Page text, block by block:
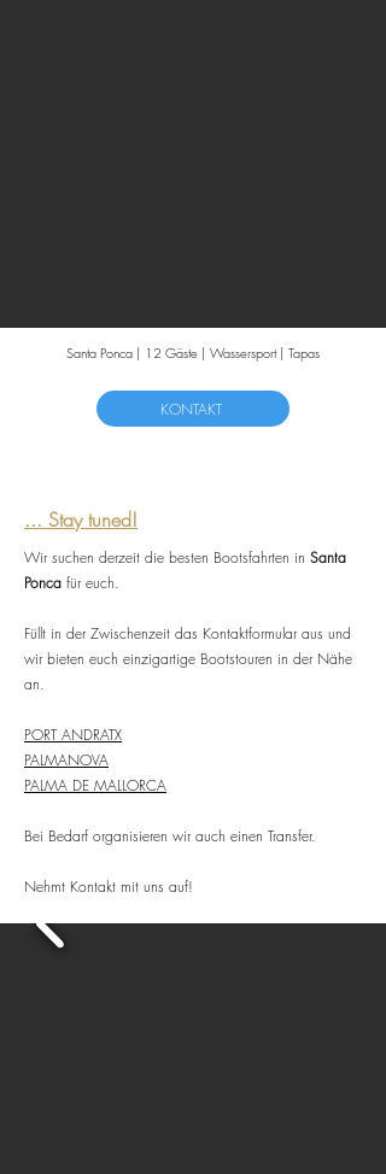
Santa Ponca | 12 Gäste | Wassersport | Tapas
KONTAKT
... Stay tuned!
Wir suchen derzeit die besten Bootsfahrten in Santa
Ponca für euch.
Füllt in der Zwischenzeit das Kontaktformular aus und
wir bieten euch einzigartige Bootstouren in der Nähe
an.
PORTANDRATX
PALMANOVA
PALMA DE MALLORCA
Bei Bedarf organisieren wir auch einen Transfer.
Nehmt Kontakt mit uns auf!